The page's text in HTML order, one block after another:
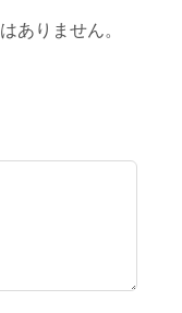
ありません。